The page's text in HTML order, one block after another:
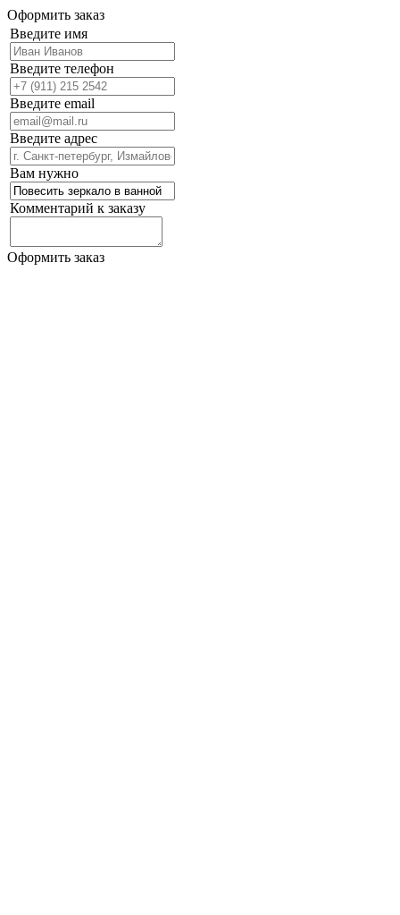
Оформить заказ
Введите имя
Введите телефон
Введите email
Введите адрес
Вам нужно
Комментарий к заказу
Оформить заказ